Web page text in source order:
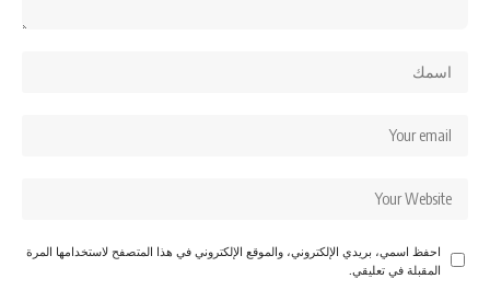
احفظ اسمي، بريدي الإلكتروني، والموقع الإلكتروني في هذا المتصفح لاستخدامها المرة
المقبلة في تعليقي.